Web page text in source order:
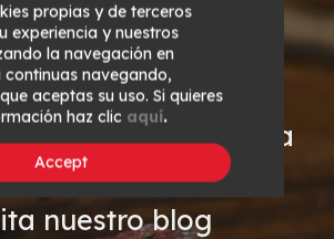
trucos y eventos para
de la carne?
nuestro blog
propias y de terceros
experiencia y nuestros
la navegación en
continuas navegando,
aceptas su uso. Si quieres
haz clic aquí.
Accept